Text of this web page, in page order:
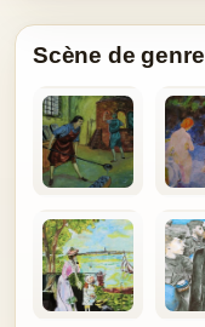
Scène de genre